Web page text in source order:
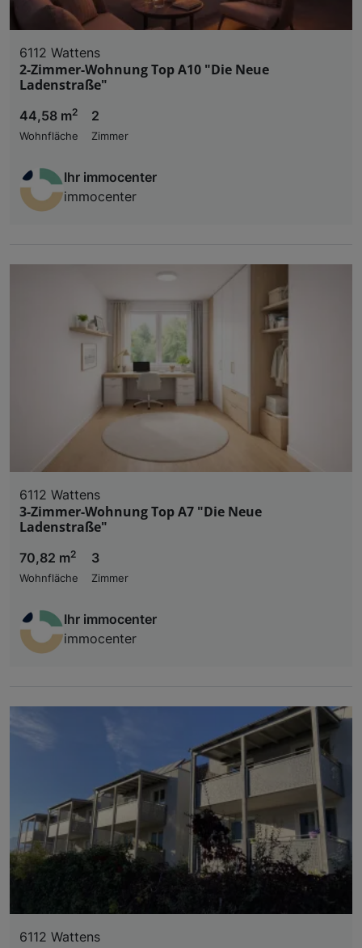
6112 Wattens
2-Zimmer-Wohnung Top A10 "Die Neue
Ladenstraße"
44,58 m2
Wohnfläche
2
Zimmer
Ihr immocenter
immocenter
6112 Wattens
3-Zimmer-Wohnung Top A7 "Die Neue
Ladenstraße"
70,82 m2
Wohnfläche
3
Zimmer
Ihr immocenter
immocenter
6112 Wattens